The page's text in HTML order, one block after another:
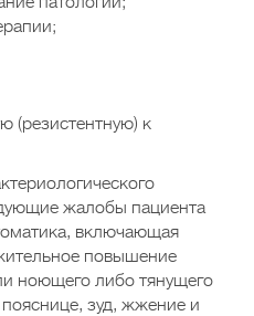
(резистентную) к
жалобы пациента
включающая
повышение
ноющего либо тянущего
зуд, жжение и